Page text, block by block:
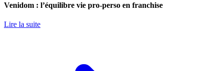
Venidom : l’équilibre vie pro-perso en franchise
Lire la suite